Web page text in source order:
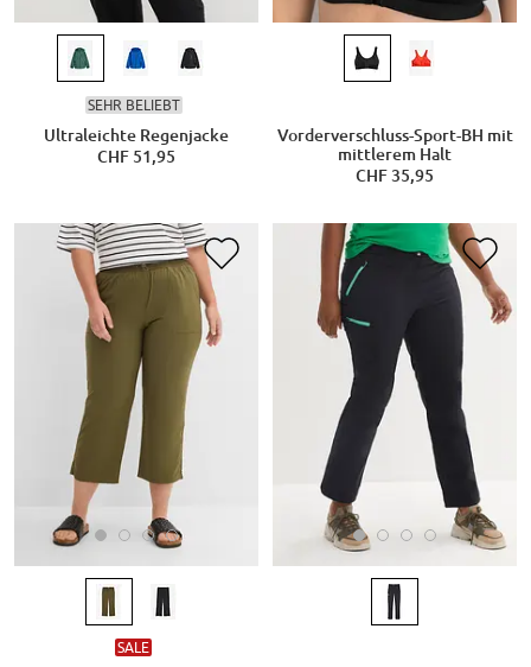
SEHR BELIEBT
Ultraleichte Regenjacke
CHF 51,95
Vorderverschluss-Sport-BH mit
mittlerem Halt
CHF 35,95
SALE